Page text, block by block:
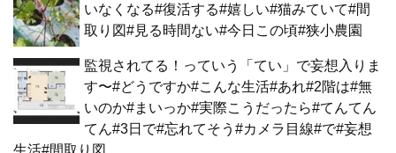
いなくなる#復活する#嬉しい#猫みていて#間
取り図#見る時間ない#今日この頃#狭小農園
監視されてる！っていう「てい」で妄想入りま
す〜#どうですか#こんな生活#あれ#2階は#無
いのか#まいっか#実際こうだったら#てんてん
てん#3日で#忘れてそう#カメラ目線#で#妄想